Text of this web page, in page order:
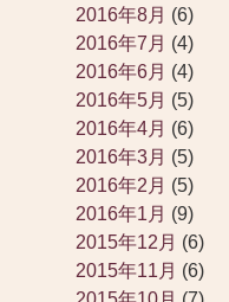
2016年8月 (6)
2016年7月 (4)
2016年6月 (4)
2016年5月 (5)
2016年4月 (6)
2016年3月 (5)
2016年2月 (5)
2016年1月 (9)
2015年12月 (6)
2015年11月 (6)